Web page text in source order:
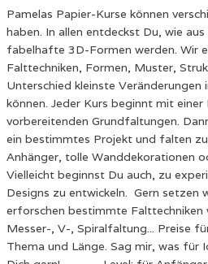
Pamelas Papier-Kurse können
haben. In allen entdeckst Du, wie
fabelhafte 3D-Formen werden. Wir
Falttechniken, Formen, Muster,
Unterschied kleinste Veränderungen
können. Jeder Kurs beginnt mit einer
vorbereitenden Grundfaltungen.
ein bestimmtes Projekt und falten
Anhänger, tolle Wanddekorationen
Vielleicht beginnst Du auch, zu
Designs zu entwickeln. Gern setzen
erforschen bestimmte Falttechniken
Messer-, V-, Spiralfaltung... Preise
Thema und Länge. Sag mir, was für